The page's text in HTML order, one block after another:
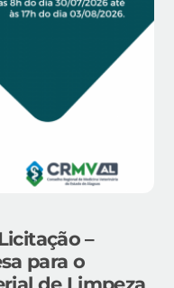
–
para o